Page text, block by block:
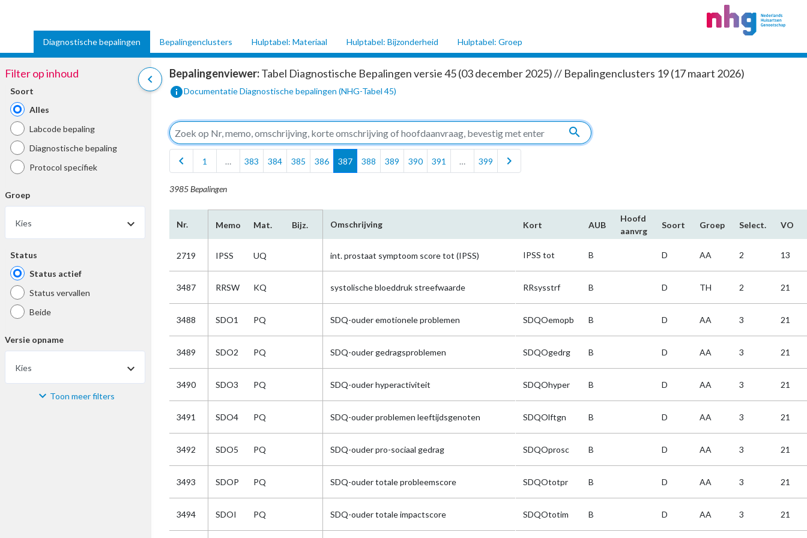
Diagnostische bepalingen Bepalingenclusters Hulptabel: Materiaal Hulptabel: Bijzonderheid Hulptabel: Groep
chevron_left
Filter op inhoud
Soort
Alles
Labcode bepaling
Diagnostische bepaling
Protocol specifiek
Groep
Kies
Status
Status actief
Status vervallen
Beide
Versie opname
Kies
Materiaal Toon meer filters
Bepalingenviewer:Tabel Diagnostische Bepalingen versie 45 (03 december 2025) // Bepalingenclusters 19 (17 maart 2026)
infoDocumentatie Diagnostische bepalingen (NHG-Tabel 45)
search
chevron_left
1 … 383 384 385 386 387 388 389 390 391 … 399 chevron_right
3985 Bepalingen
Nr. Memo Mat. Bijz. Omschrijving Kort AUB
Hoofd​
aanvrg
Soort Groep Select. VO
2719 IPSS UQ int. prostaat symptoom score tot (IPSS) IPSS tot B D AA 2 13
3487 RRSW KQ systolische bloeddruk streefwaarde RRsysstrf B D TH 2 21
3488 SDO1 PQ SDQ-ouder emotionele problemen SDQOemopb B D AA 3 21
3489 SDO2 PQ SDQ-ouder gedragsproblemen SDQOgedrg B D AA 3 21
3490 SDO3 PQ SDQ-ouder hyperactiviteit SDQOhyper B D AA 3 21
3491 SDO4 PQ SDQ-ouder problemen leeftijdsgenoten SDQOlftgn B D AA 3 21
3492 SDO5 PQ SDQ-ouder pro-sociaal gedrag SDQOprosc B D AA 3 21
3493 SDOP PQ SDQ-ouder totale probleemscore SDQOtotpr B D AA 3 21
3494 SDOI PQ SDQ-ouder totale impactscore SDQOtotim B D AA 3 21